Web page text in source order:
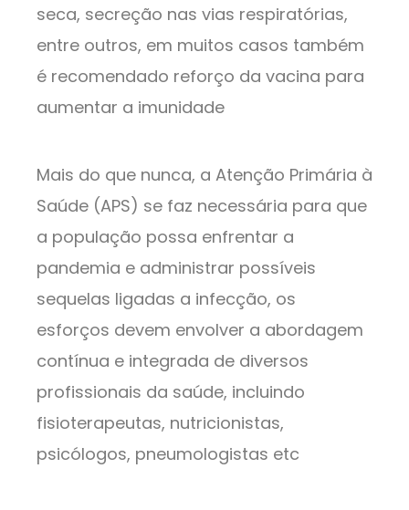
seca, secreção nas vias respiratórias,
entre outros, em muitos casos também
é recomendado reforço da vacina para
aumentar a imunidade
Mais do que nunca, a Atenção Primária à
Saúde (APS) se faz necessária para que
a população possa enfrentar a
pandemia e administrar possíveis
sequelas ligadas a infecção, os
esforços devem envolver a abordagem
contínua e integrada de diversos
profissionais da saúde, incluindo
fisioterapeutas, nutricionistas,
psicólogos, pneumologistas etc